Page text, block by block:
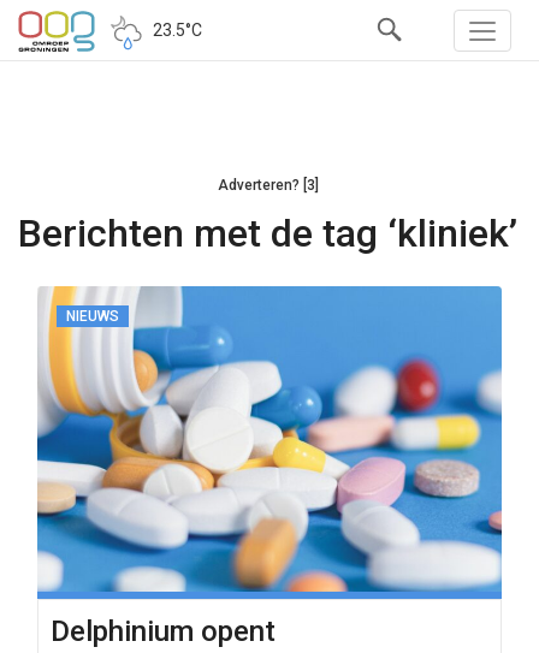
23.5°C
Adverteren? [3]
Berichten met de tag ‘kliniek’
NIEUWS
Delphinium opent